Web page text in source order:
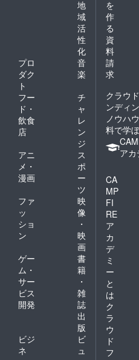
地
域
活
性
化
プロ
ダク
ト
音
楽
フー
ド・
飲食
店
チ
ャ
レ
ン
ジ
アニ
メ・
漫画
ス
ポ
ー
ツ
ファ
ッ
ショ
ン
映
像
・
映
画
ゲー
ム・
サー
ビス
開発
書
籍
・
雑
誌
出
版
ビジ
ネ
ビ
ュ
を
作
る
資
料
請
求
クラウ
ンディ
ノウハ
料で学
アカ
CA
MP
FI
RE
ア
カ
デ
ミ
ー
と
は
ク
ラ
ウ
ド
フ